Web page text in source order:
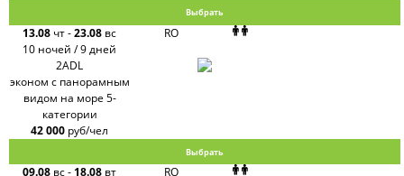
Выбрать
13.08 чт-23.08 вс
10 ночей / 9 дней
RO
2ADL
эконом с панорамным
видом на море 5-
категории
42 000 руб/чел
Выбрать
09.08 вс- 18.08 вт
RO